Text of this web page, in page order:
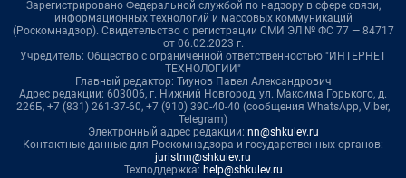
Зарегистрировано Федеральной службой по надзору в сфере связи,
информационных технологий и массовых коммуникаций
(Роскомнадзор). Свидетельство о регистрации СМИ ЭЛ № ФС 77 — 84717
от 06.02.2023 г.
Учредитель: Общество с ограниченной ответственностью "ИНТЕРНЕТ
ТЕХНОЛОГИИ"
Главный редактор: Тиунов Павел Александрович
Адрес редакции: 603006, г. Нижний Новгород, ул. Максима Горького, д.
226Б, +7 (831) 261-37-60, +7 (910) 390-40-40 (сообщения WhatsApp, Viber,
Telegram)
Электронный адрес редакции: nn@shkulev.ru
Контактные данные для Роскомнадзора и государственных органов:
juristnn@shkulev.ru
Техподдержка: help@shkulev.ru